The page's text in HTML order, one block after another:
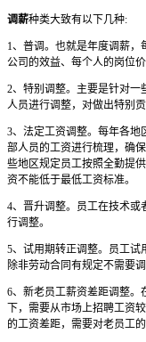
调薪种类大致有以下几种:
1、普调。也就是年度调薪
公司的效益、每个人的岗位
2、特别调整。主要是针对一
人员进行调整，对做出特别贡
3、法定工资调整。每年各地
部人员的工资进行梳理，确
些地区规定员工按照全勤提
资不能低于最低工资标准。
4、晋升调整。员工在技术或
行调整。
5、试用期转正调整。员工试
除非劳动合同有规定不需要调
6、新老员工薪资差距调整。
下，需要从市场上招聘工资
的工资差距，需要对老员工